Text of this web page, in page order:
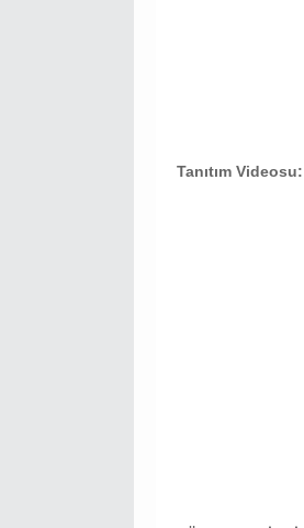
Tanıtım Videosu: